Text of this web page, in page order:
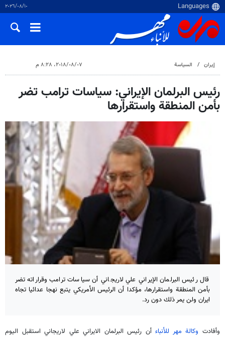
١٠‏/٠٨‏/٢٠٢٦
إيران السياسة ٠٧‏/٠٨‏/٢٠١٨، ٨:٢٨ م
رئيس البرلمان الإيراني: سياسات ترامب تضر
بأمن المنطقة واستقرارها
قال رئيس البرلمان الإيراني علي لاريجاني أن سياسات ترامب وقراراته تضر
بأمن المنطقة واستقرارها، مؤكدا أن الرئيس الأمريكي يتبع نهجا عدائيا تجاه
ايران ولن يمر ذلك دون رد.
وأفادت وكالة مهر للأنباءأن رئيس البرلمان الايراني علي لاريجاني استقبل اليوم